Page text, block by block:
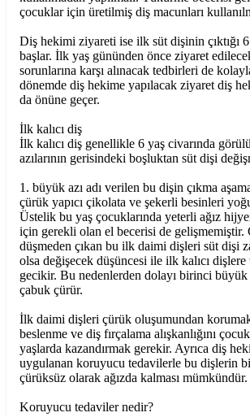
çocuklar için üretilmiş diş macunları
Diş hekimi ziyareti ise ilk süt dişinin çıktığı
başlar. İlk yaş gününden önce ziyaret
sorunlarına karşı alınacak tedbirleri de
dönemde diş hekime yapılacak ziyaret diş
da önüne geçer.
İlk kalıcı diş
İlk kalıcı diş genellikle 6 yaş civarında
azılarının gerisindeki boşluktan süt dişi
1. büyük azı adı verilen bu dişin çıkma
çürük yapıcı çikolata ve şekerli besinleri
Üstelik bu yaş çocuklarında yeterli ağız
için gerekli olan el becerisi de gelişmemiştir.
düşmeden çıkan bu ilk daimi dişleri süt dişi
olsa değişecek düşüncesi ile ilk kalıcı
gecikir. Bu nedenlerden dolayı birinci büyük
çabuk çürür.
İlk daimi dişleri çürük oluşumundan
beslenme ve diş fırçalama alışkanlığını
yaşlarda kazandırmak gerekir. Ayrıca diş
uygulanan koruyucu tedavilerle bu dişlerin
çürüksüz olarak ağızda kalması mümkündür.
Koruyucu tedaviler nedir?